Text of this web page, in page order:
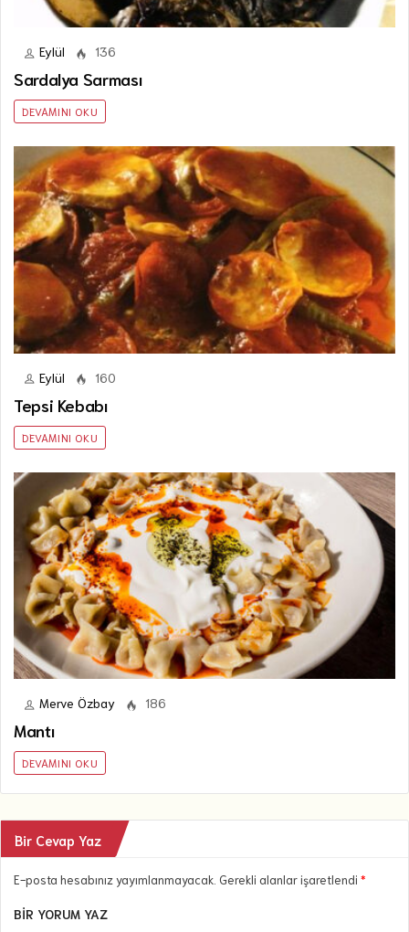
Eylül 136
Sardalya Sarması
DEVAMINI OKU
Eylül 160
Tepsi Kebabı
DEVAMINI OKU
Merve Özbay 186
Mantı
DEVAMINI OKU
Bir Cevap Yaz
E-posta hesabınız yayımlanmayacak. Gerekli alanlar işaretlendi *
BIR YORUM YAZ